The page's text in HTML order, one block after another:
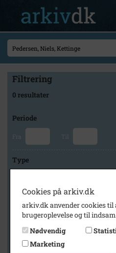
Filtrering
0 resultater
Periode
Fra Til
Type
Arkiv
Lokalhistorisk Arkiv og
Cookies på arkiv.dk
arkiv.dk anvender cookies til
brugeroplevelse og til
Nødvendig
Marketing